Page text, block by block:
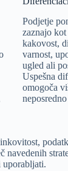
Podjetje
zaznajo
kakovost,
varnost,
ugled ali
Uspešna
omogoča
navedenih
uporabljati.